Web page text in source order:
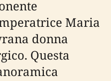
Maria
donna
Questa